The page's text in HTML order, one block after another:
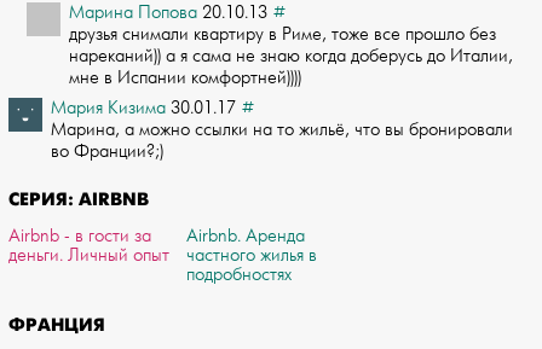
Марина Попова 20.10.13 #
друзья снимали квартиру в Риме, тоже все прошло без
нареканий)) а я сама не знаю ­когда доберусь до Италии,
мне в Испании комфортней))))
Мария Кизима 30.01.17 #
Марина, а можно ссылки на то жильё, что вы бронировали
во Франции?;)
СЕРИЯ: AIRBNB
Airbnb - в гости за
деньги. Личный опыт
Airbnb. Аренда
частного жилья в
подробностях
ФРАНЦИЯ